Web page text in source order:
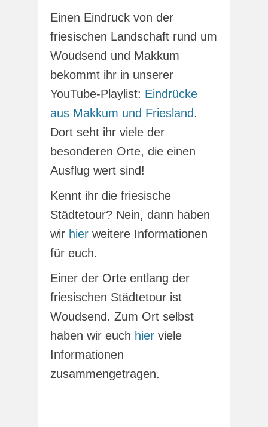
Einen Eindruck von der
friesischen Landschaft rund um
Woudsend und Makkum
bekommt ihr in unserer
YouTube-Playlist: Eindrücke
aus Makkum und Friesland.
Dort seht ihr viele der
besonderen Orte, die einen
Ausflug wert sind!
Kennt ihr die friesische
Städtetour? Nein, dann haben
wir hier weitere Informationen
für euch.
Einer der Orte entlang der
friesischen Städtetour ist
Woudsend. Zum Ort selbst
haben wir euch hier viele
Informationen
zusammengetragen.